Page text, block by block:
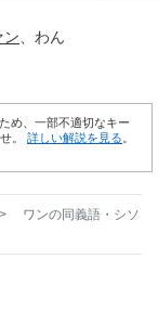
ン わん
め、一部不適切なキー
。 詳しい解説を見る
> ワンの同義語・シソ